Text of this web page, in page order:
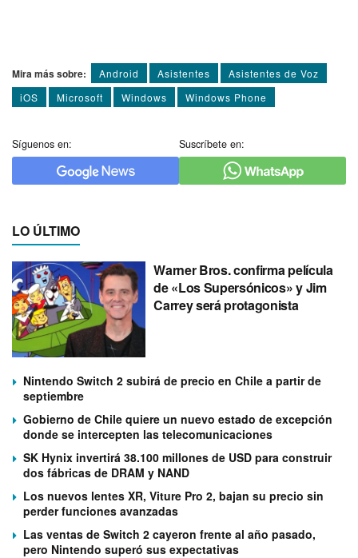
Mira más sobre: Android Asistentes
Asistentes de Voz
iOS
Microsoft Windows Windows Phone
Síguenos en: Suscríbete en:
LO ÚLTIMO
Warner Bros. confirma película
de «Los Supersónicos» y Jim
Carrey será protagonista
Nintendo Switch 2 subirá de precio en Chile a partir de
septiembre
Gobierno de Chile quiere un nuevo estado de excepción
donde se intercepten las telecomunicaciones
SK Hynix invertirá 38.100 millones de USD para construir
dos fábricas de DRAM y NAND
Los nuevos lentes XR, Viture Pro 2, bajan su precio sin
perder funciones avanzadas
Las ventas de Switch 2 cayeron frente al año pasado,
pero Nintendo superó sus expectativas